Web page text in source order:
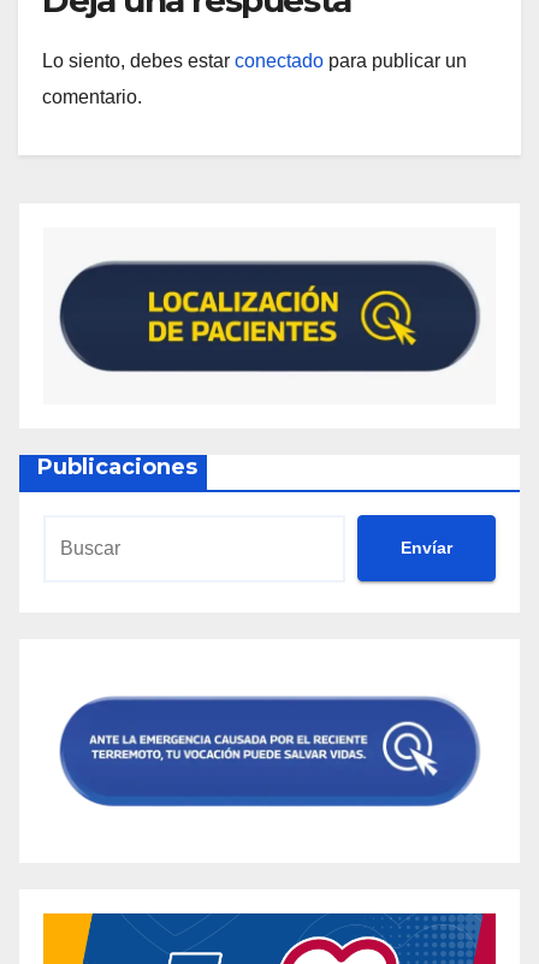
Lo siento, debes estar conectado para publicar un
comentario.
Publicaciones
Envíar